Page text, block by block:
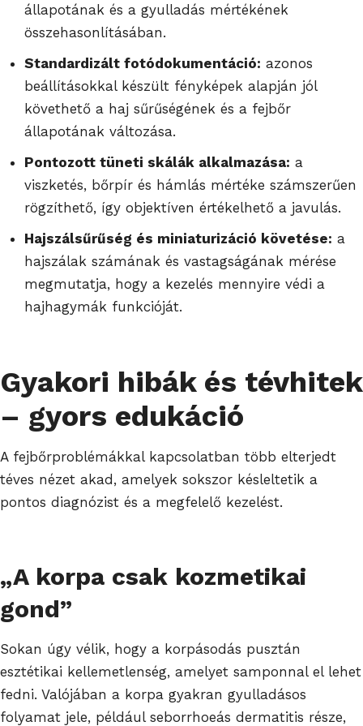
állapotának és a gyulladás mértékének
összehasonlításában.
Standardizált fotódokumentáció: azonos
beállításokkal készült fényképek alapján jól
követhető a haj sűrűségének és a fejbőr
állapotának változása.
Pontozott tüneti skálák alkalmazása: a
viszketés, bőrpír és hámlás mértéke számszerűen
rögzíthető, így objektíven értékelhető a javulás.
Hajszálsűrűség és miniaturizáció követése: a
hajszálak számának és vastagságának mérése
megmutatja, hogy a kezelés mennyire védi a
hajhagymák funkcióját.
Gyakori hibák és tévhitek
– gyors edukáció
A fejbőrproblémákkal kapcsolatban több elterjedt
téves nézet akad, amelyek sokszor késleltetik a
pontos diagnózist és a megfelelő kezelést.
„A korpa csak kozmetikai
gond”
Sokan úgy vélik, hogy a korpásodás pusztán
esztétikai kellemetlenség, amelyet samponnal el lehet
fedni. Valójában a korpa gyakran gyulladásos
folyamat jele, például seborrhoeás dermatitis része,